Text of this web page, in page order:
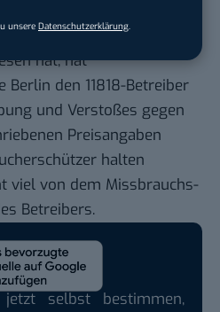
unsere Datenschutzerklärung.
gerade in den
hat, hat
Berlin den 11818-Betreiber
und Verstoßes gegen
Preisangaben
halten
viel von dem Missbrauchs-
Betreibers.
selbst bestimmen,